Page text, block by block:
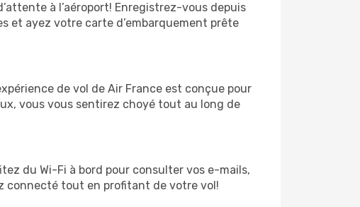
à l’aéroport! Enregistrez-vous depuis
et ayez votre carte d’embarquement prête
de vol de Air France est conçue pour
vous vous sentirez choyé tout au long de
du Wi-Fi à bord pour consulter vos e-mails,
connecté tout en profitant de votre vol!